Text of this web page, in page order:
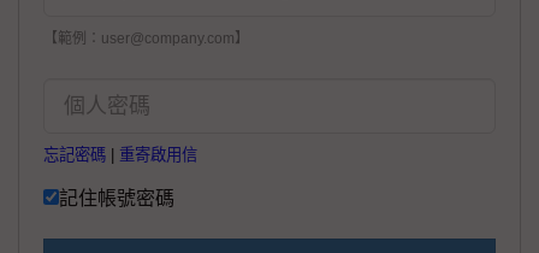
【範例：user@company.com】
忘記密碼 重寄啟用信
記住帳號密碼